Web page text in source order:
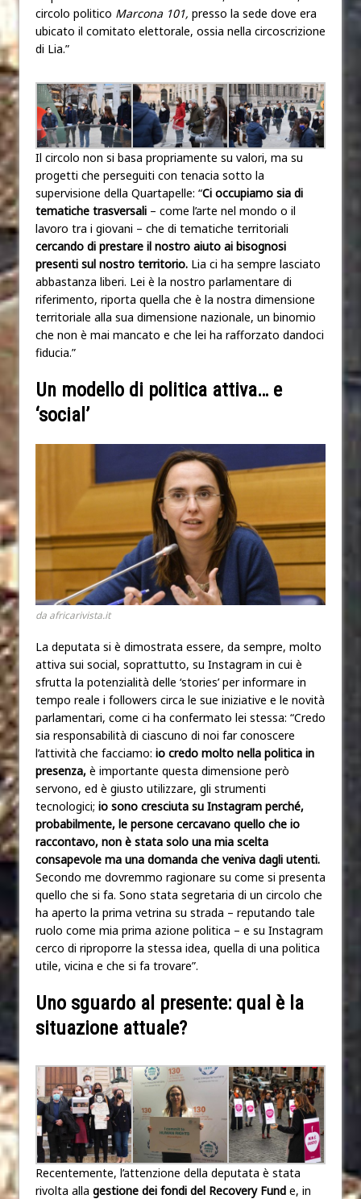
circolo politico Marcona 101, presso la sede dove era
ubicato il comitato elettorale, ossia nella circoscrizione
di Lia.”
Il circolo non si basa propriamente su valori, ma su
progetti che perseguiti con tenacia sotto la
supervisione della Quartapelle: “Ci occupiamo sia di
tematiche trasversali – come l’arte nel mondo o il
lavoro tra i giovani – che di tematiche territoriali
cercando di prestare il nostro aiuto ai bisognosi
presenti sul nostro territorio. Lia ci ha sempre lasciato
abbastanza liberi. Lei è la nostro parlamentare di
riferimento, riporta quella che è la nostra dimensione
territoriale alla sua dimensione nazionale, un binomio
che non è mai mancato e che lei ha rafforzato dandoci
fiducia.”
Un modello di politica attiva… e
‘social’
da africarivista.it
La deputata si è dimostrata essere, da sempre, molto
attiva sui social, soprattutto, su Instagram in cui è
sfrutta la potenzialità delle ‘stories’ per informare in
tempo reale i followers circa le sue iniziative e le novità
parlamentari, come ci ha confermato lei stessa: “Credo
sia responsabilità di ciascuno di noi far conoscere
l’attività che facciamo: io credo molto nella politica in
presenza, è importante questa dimensione però
servono, ed è giusto utilizzare, gli strumenti
tecnologici; io sono cresciuta su Instagram perché,
probabilmente, le persone cercavano quello che io
raccontavo, non è stata solo una mia scelta
consapevole ma una domanda che veniva dagli utenti.
Secondo me dovremmo ragionare su come si presenta
quello che si fa. Sono stata segretaria di un circolo che
ha aperto la prima vetrina su strada – reputando tale
ruolo come mia prima azione politica – e su Instagram
cerco di riproporre la stessa idea, quella di una politica
utile, vicina e che si fa trovare”.
Uno sguardo al presente: qual è la
situazione attuale?
Recentemente, l’attenzione della deputata è stata
rivolta alla gestione dei fondi del Recovery Fund e, in